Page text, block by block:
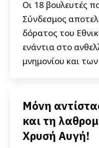
Οι 18 βουλευτές
Σύνδεσμος
δόρατος του
ενάντια στο
μνημονίου και
Μόνη
και τη
Χρυσή Αυγή!